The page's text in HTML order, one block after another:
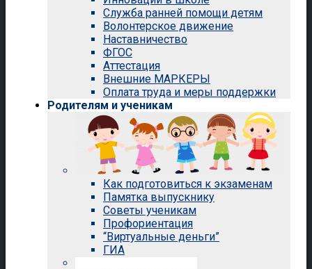
Служба ранней помощи детям
Волонтерское движение
Наставничество
ФГОС
Аттестация
Внешние МАРКЕРЫ
Оплата труда и меры поддержки
Родителям и ученикам
Как подготовиться к экзаменам
Памятка выпускнику
Советы ученикам
Профориентация
“Виртуальные деньги”
ГИА